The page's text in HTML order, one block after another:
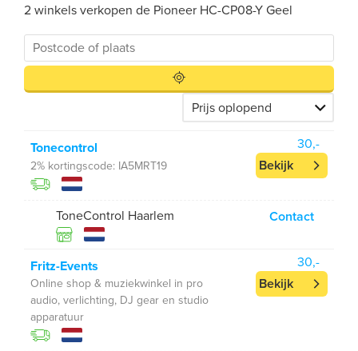
2 winkels verkopen de Pioneer HC-CP08-Y Geel
Tonecontrol
2% kortingscode: IA5MRT19
30,-
Bekijk
ToneControl Haarlem Contact
Fritz-Events
Online shop & muziekwinkel in pro
audio, verlichting, DJ gear en studio
apparatuur
30,-
Bekijk